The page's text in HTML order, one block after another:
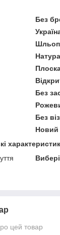
Без
Без
Без
Новий
цей товар